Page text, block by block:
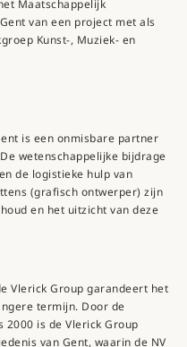
Maatschappelijk
van een project met als
Kunst-, Muziek- en
is een onmisbare partner
wetenschappelijke bijdrage
de logistieke hulp van
(grafisch ontwerper) zijn
en het uitzicht van deze
Vlerick Group garandeert het
termijn. Door de
2000 is de Vlerick Group
van Gent, waarin de NV